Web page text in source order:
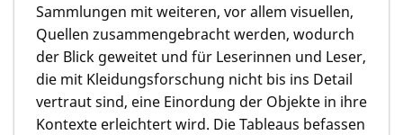
Sammlungen mit weiteren, vor allem visuellen,
Quellen zusammengebracht werden, wodurch
der Blick geweitet und für Leserinnen und Leser,
die mit Kleidungsforschung nicht bis ins Detail
vertraut sind, eine Einordung der Objekte in ihre
Kontexte erleichtert wird. Die Tableaus befassen